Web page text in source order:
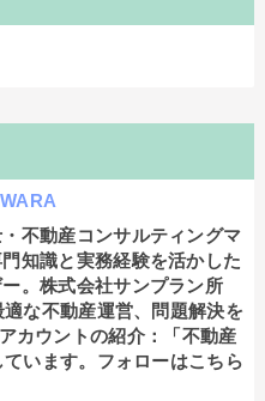
・不動産コンサルティングマ
知識と実務経験を活かした
。株式会社サンプラン所
な不動産運営、問題解決を
カウントの紹介：「不動産
います。フォローはこちら